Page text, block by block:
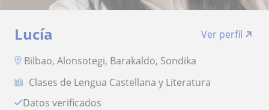
Lucía
Ver perfil
Bilbao, Alonsotegi, Barakaldo, Sondika
Clases de Lengua Castellana y Literatura
Datos verificados